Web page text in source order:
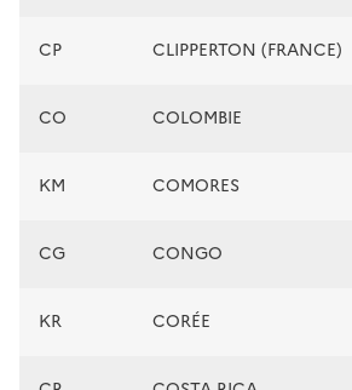
CP CLIPPERTON (FRANCE)
CO COLOMBIE
KM COMORES
CG CONGO
KR CORÉE